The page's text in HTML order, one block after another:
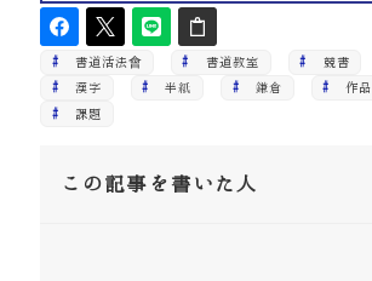
書道活法會 書道教室 競書
漢字 半紙 鎌倉 作品
課題
この記事を書いた人